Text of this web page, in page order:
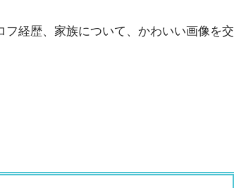
経歴、家族について、かわいい画像を交